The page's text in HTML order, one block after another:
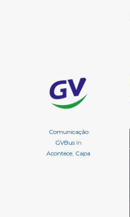
Comunicação
GVBus In
Acontece, Capa